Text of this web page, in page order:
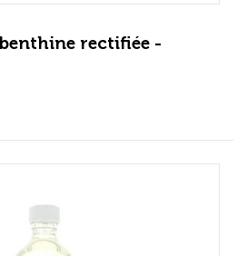
rectifiée -